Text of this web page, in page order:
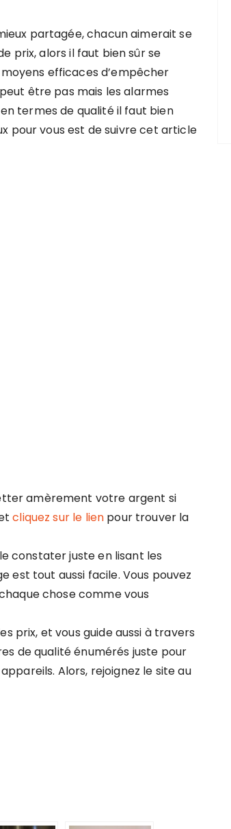
partagée, chacun aimerait se
prix, alors il faut bien sûr se
efficaces d’empêcher
être pas mais les alarmes
termes de qualité il faut bien
pour vous est de suivre cet article
amèrement votre argent si
cliquez sur le lien pour trouver la
constater juste en lisant les
est tout aussi facile. Vous pouvez
chose comme vous
prix, et vous guide aussi à travers
de qualité énumérés juste pour
Alors, rejoignez le site au